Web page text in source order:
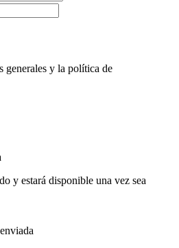
generales y la política de
y estará disponible una vez sea